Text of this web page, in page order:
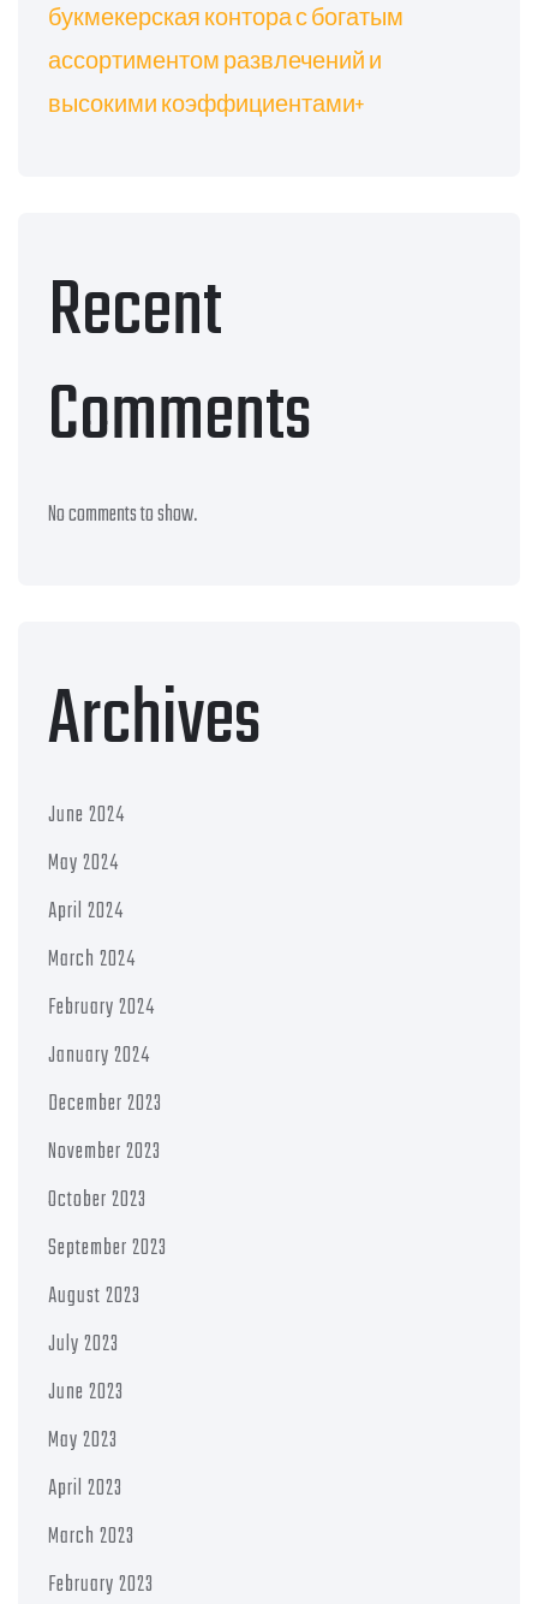
букмекерская контора с богатым
ассортиментом развлечений и
высокими коэффициентами+
Recent
Comments
No comments to show.
Archives
June 2024
May 2024
April 2024
March 2024
February 2024
January 2024
December 2023
November 2023
October 2023
September 2023
August 2023
July 2023
June 2023
May 2023
April 2023
March 2023
February 2023